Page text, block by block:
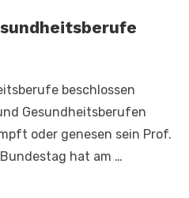
beschlossen
Gesundheitsberufen
oder genesen sein Prof.
hat am …